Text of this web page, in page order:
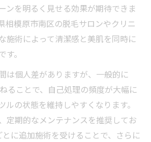
ンを明るく見せる効果が期待できま
相模原市南区の脱毛サロンやクリニ
施術によって清潔感と美肌を同時に
。
は個人差がありますが、一般的に
ることで、自己処理の頻度が大幅に
ルの状態を維持しやすくなります。
定期的なメンテナンスを推奨してお
に追加施術を受けることで、さらに